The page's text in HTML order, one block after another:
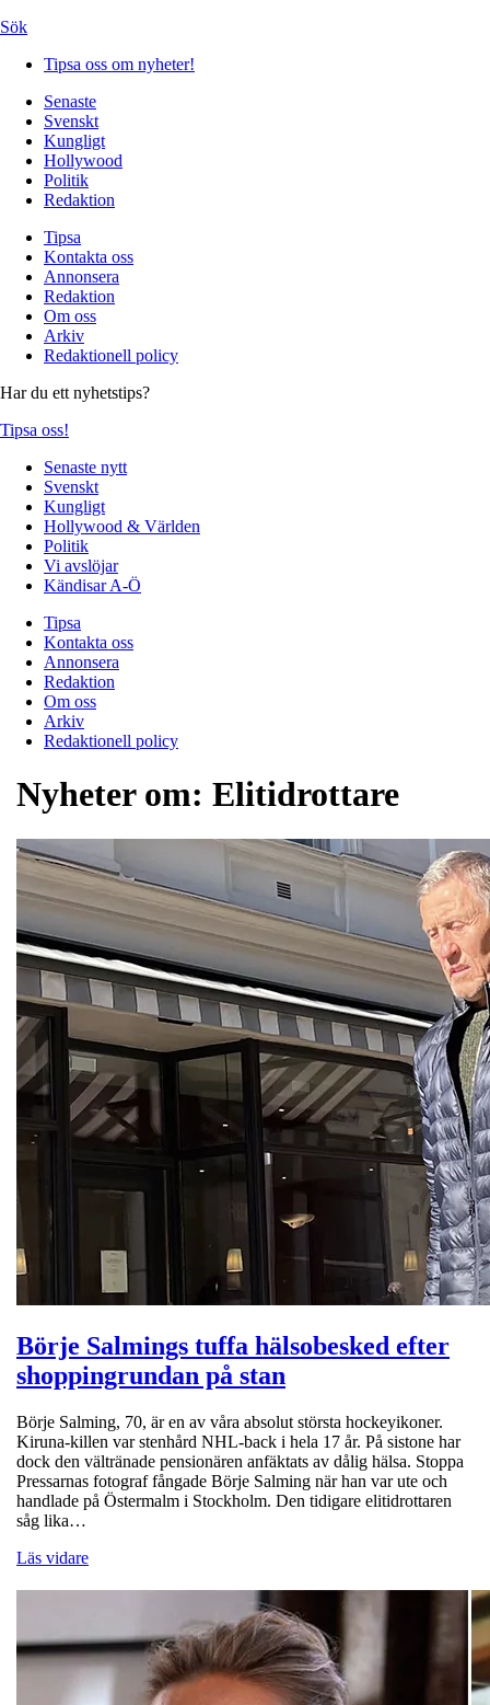
Sök
Tipsa oss om nyheter!
Senaste
Svenskt
Kungligt
Hollywood
Politik
Redaktion
Tipsa
Kontakta oss
Annonsera
Redaktion
Om oss
Arkiv
Redaktionell policy
Har du ett nyhetstips?
Tipsa oss!
Senaste nytt
Svenskt
Kungligt
Hollywood & Världen
Politik
Vi avslöjar
Kändisar A-Ö
Tipsa
Kontakta oss
Annonsera
Redaktion
Om oss
Arkiv
Redaktionell policy
Nyheter om: Elitidrottare
Börje Salmings tuffa hälsobesked efter
shoppingrundan på stan
Börje Salming, 70, är en av våra absolut största hockeyikoner.
Kiruna-killen var stenhård NHL-back i hela 17 år. På sistone har
dock den vältränade pensionären anfäktats av dålig hälsa. Stoppa
Pressarnas fotograf fångade Börje Salming när han var ute och
handlade på Östermalm i Stockholm. Den tidigare elitidrottaren
såg lika…
Läs vidare